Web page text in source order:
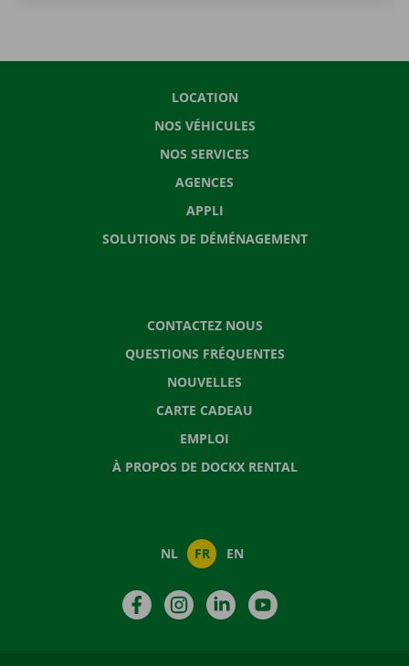
LOCATION
NOS VÉHICULES
NOS SERVICES
AGENCES
APPLI
SOLUTIONS DE DÉMÉNAGEMENT
CONTACTEZ NOUS
QUESTIONS FRÉQUENTES
NOUVELLES
CARTE CADEAU
EMPLOI
À PROPOS DE DOCKX RENTAL
NL FR EN
FacebookInstagramLinkedIn